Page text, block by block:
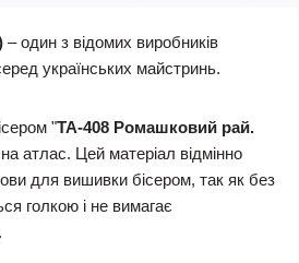
– один з відомих виробників
українських майстринь.
"ТА-408 Ромашковий рай.
атлас. Цей матеріал відмінно
для вишивки бісером, так як без
голкою і не вимагає